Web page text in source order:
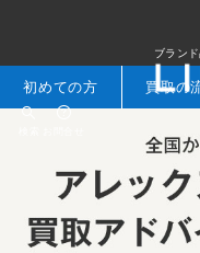
ブラン
初めての方 買取の